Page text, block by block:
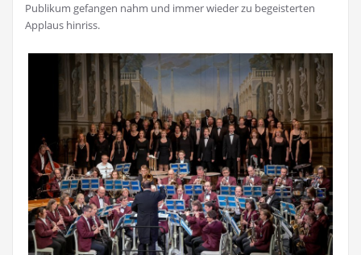
Publikum gefangen nahm und immer wieder zu begeisterten
Applaus hinriss.